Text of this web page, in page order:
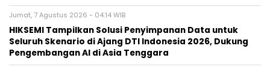
Jumat, 7 Agustus 2026 - 04:14 WIB
HIKSEMI Tampilkan Solusi Penyimpanan Data untuk
Seluruh Skenario di Ajang DTI Indonesia 2026, Dukung
Pengembangan AI di Asia Tenggara